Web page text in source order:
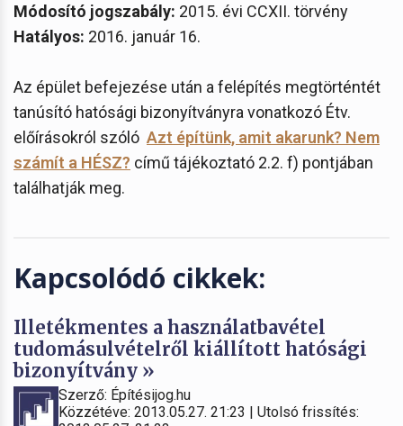
Módosító jogszabály: 2015. évi CCXII. törvény
Hatályos: 2016. január 16.
Az épület befejezése után a felépítés megtörténtét
tanúsító hatósági bizonyítványra vonatkozó Étv.
előírásokról szóló Azt építünk, amit akarunk? Nem
számít a HÉSZ? című tájékoztató 2.2. f) pontjában
találhatják meg.
Kapcsolódó cikkek:
Illetékmentes a használatbavétel
tudomásulvételről kiállított hatósági
bizonyítvány »
Szerző: Építésijog.hu
Közzétéve: 2013.05.27. 21:23 | Utolsó frissítés: